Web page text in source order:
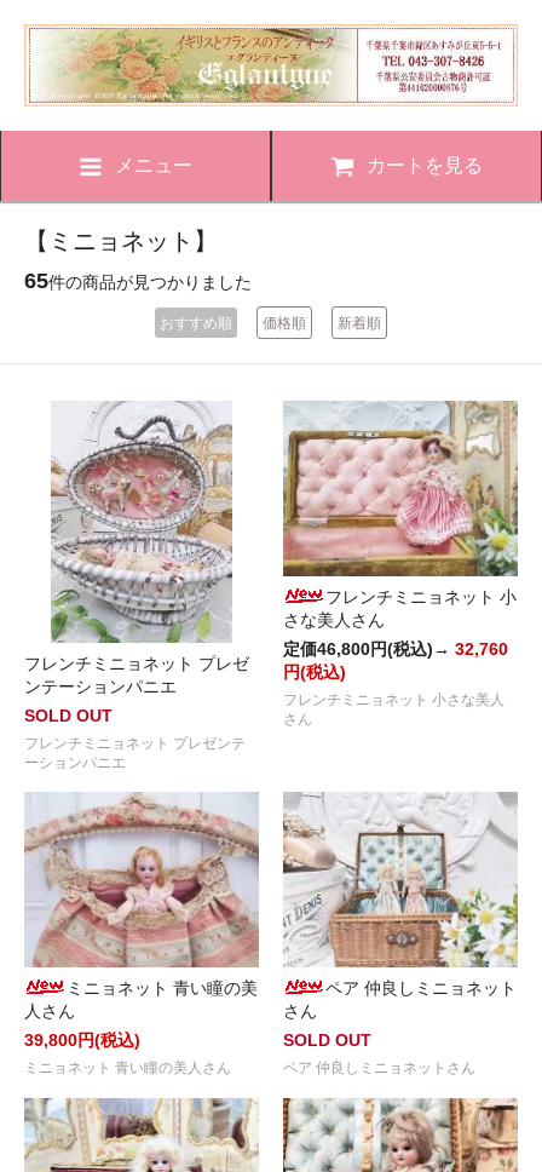
メニュー カートを見る
【ミニョネット】
65件の商品が見つかりました
おすすめ順 価格順 新着順
フレンチミニョネット プレゼ
ンテーションパニエ
SOLD OUT
フレンチミニョネット プレゼンテ
ーションパニエ
フレンチミニョネット 小
さな美人さん
定価46,800円(税込)→ 32,760
円(税込)
フレンチミニョネット 小さな美人
さん
ミニョネット 青い瞳の美
人さん
39,800円(税込)
ミニョネット 青い瞳の美人さん
ペア 仲良しミニョネット
さん
SOLD OUT
ペア 仲良しミニョネットさん